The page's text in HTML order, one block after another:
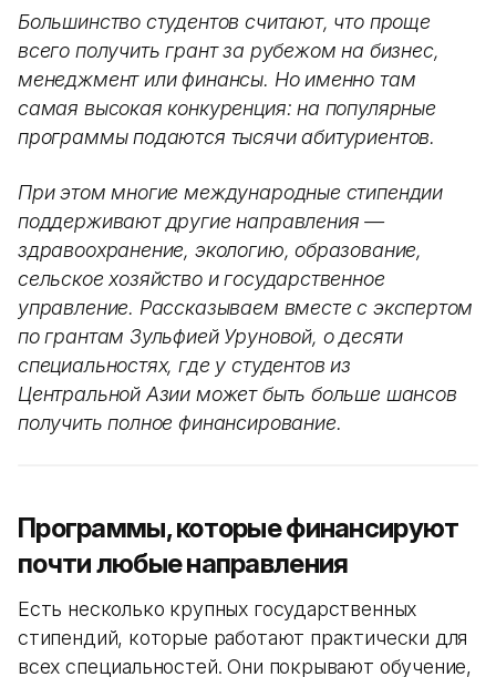
Большинство студентов считают, что проще
всего получить грант за рубежом на бизнес,
менеджмент или финансы. Но именно там
самая высокая конкуренция: на популярные
программы подаются тысячи абитуриентов.
При этом многие международные стипендии
поддерживают другие направления —
здравоохранение, экологию, образование,
сельское хозяйство и государственное
управление. Рассказываем вместе с экспертом
по грантам Зульфией Уруновой, о десяти
специальностях, где у студентов из
Центральной Азии может быть больше шансов
получить полное финансирование.
Программы, которые финансируют
почти любые направления
Есть несколько крупных государственных
стипендий, которые работают практически для
всех специальностей. Они покрывают обучение,